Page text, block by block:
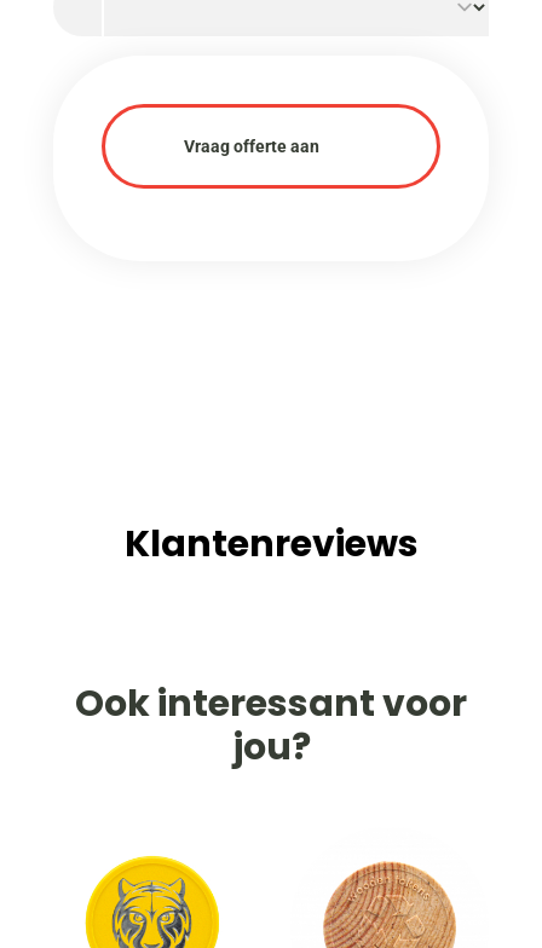
Vraag offerte aan
Klantenreviews
Ook interessant voor
jou?